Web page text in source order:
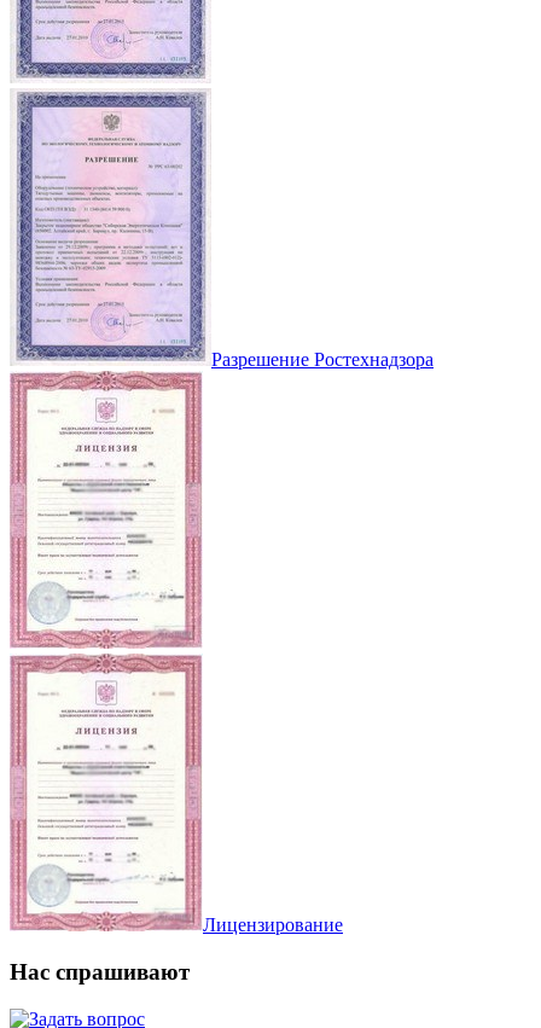
Разрешение Ростехнадзора
Лицензирование
Нас спрашивают